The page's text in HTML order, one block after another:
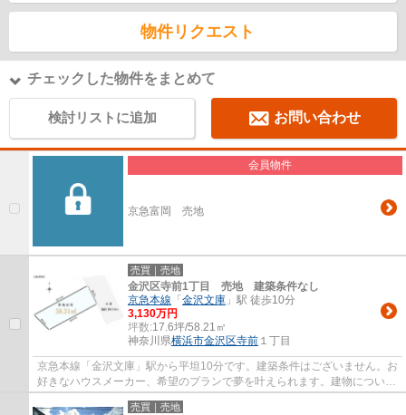
物件リクエスト
チェックした物件をまとめて
検討リストに追加 お問い合わせ
会員物件
京急富岡 売地
売買｜売地
金沢区寺前1丁目 売地 建築条件なし
京急本線 「 金沢文庫 」駅 徒歩10分
3,130万円
坪数:17.6坪/58.21㎡
神奈川県横浜市金沢区寺前 １丁目
京急本線「金沢文庫」駅から平坦10分です。建築条件はございません。お
好きなハウスメーカー、希望のプランで夢を叶えられます。建物について
ご相談承ります。
売買｜売地